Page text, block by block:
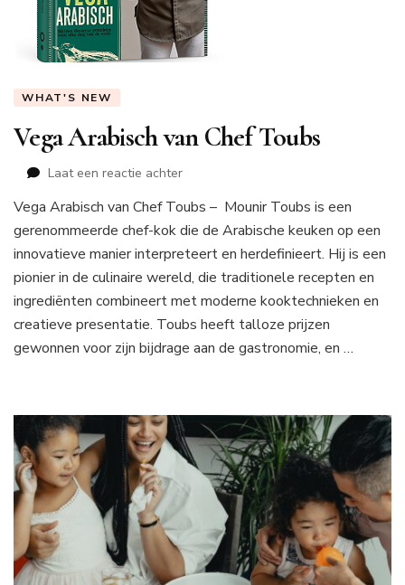
WHAT'S NEW
Vega Arabisch van Chef Toubs
Laat een reactie achterop
Arabisch
van
Chef
Vega Arabisch van Chef Toubs – Mounir Toubs is een
gerenommeerde chef-kok die de Arabische keuken op een
innovatieve manier interpreteert en herdefinieert. Hij is een
pionier in de culinaire wereld, die traditionele recepten en
ingrediënten combineert met moderne kooktechnieken en
creatieve presentatie. Toubs heeft talloze prijzen
gewonnen voor zijn bijdrage aan de gastronomie, en …